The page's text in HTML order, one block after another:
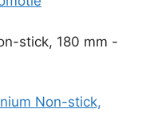
Non-stick,